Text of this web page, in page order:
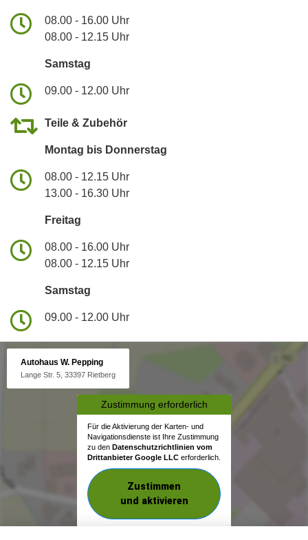
08.00 - 16.00 Uhr
08.00 - 12.15 Uhr
Samstag
09.00 - 12.00 Uhr
Teile & Zubehör
Montag bis Donnerstag
08.00 - 12.15 Uhr
13.00 - 16.30 Uhr
Freitag
08.00 - 16.00 Uhr
08.00 - 12.15 Uhr
Samstag
09.00 - 12.00 Uhr
Autohaus W. Pepping
Lange Str. 5, 33397 Rietberg
Zustimmung erforderlich
Für die Aktivierung der Karten- und
Navigationsdienste ist Ihre Zustimmung
zu den Datenschutzrichtlinien vom
Drittanbieter Google LLC erforderlich.
Zustimmen
und aktivieren